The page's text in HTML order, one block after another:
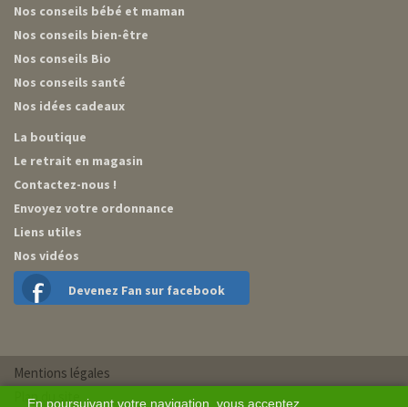
Nos conseils bébé et maman
Nos conseils bien-être
Nos conseils Bio
Nos conseils santé
Nos idées cadeaux
La boutique
Le retrait en magasin
Contactez-nous !
Envoyez votre ordonnance
Liens utiles
Nos vidéos
Devenez Fan sur facebook
En poursuivant votre navigation, vous acceptez
Mentions légales
Plan du site